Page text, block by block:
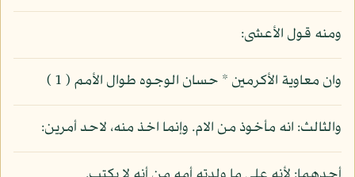
ومنه قول الأعشى:
وان معاوية الأكرمين * حسان الوجوه طوال الأمم ( 1 )
والثالث: انه مأخوذ من الام. وإنما اخذ منه، لاحد أمرين: